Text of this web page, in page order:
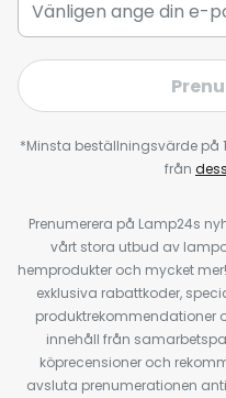
*Minsta beställningsvärde på
från
Prenumerera på Lamp24s
vårt stora utbud av
hemprodukter och mycket
exklusiva rabattkoder,
produktrekommendationer
innehåll från
köprecensioner och
avsluta prenumerationen